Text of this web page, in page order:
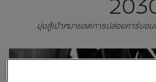
มุ่งสู้เป้าหมายลดการปล่อยคาร์บอ